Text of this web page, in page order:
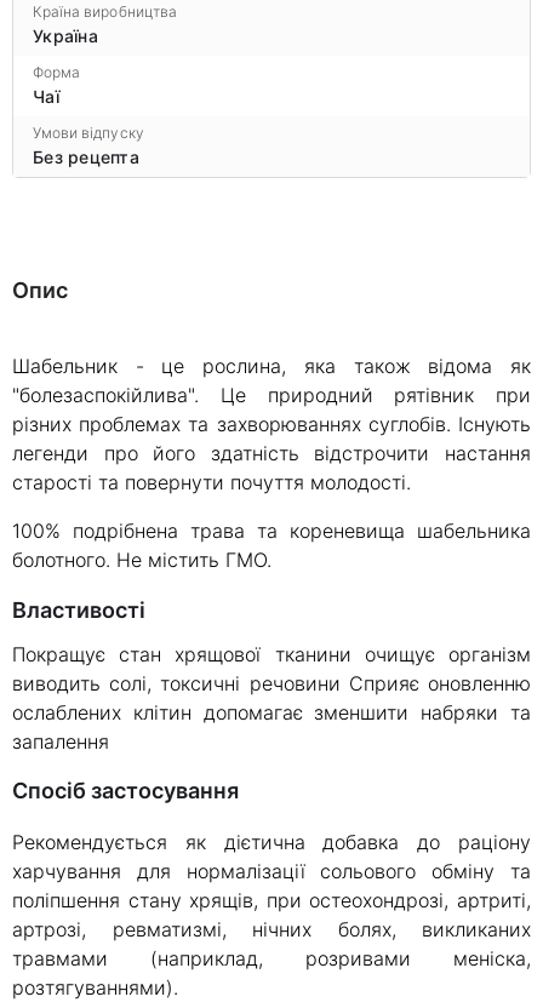
Країна виробництва
Україна
Форма
Чаї
Умови відпуску
Без рецепта
Опис
Шабельник - це рослина, яка також відома як
"болезаспокійлива". Це природний рятівник при
різних проблемах та захворюваннях суглобів. Існують
легенди про його здатність відстрочити настання
старості та повернути почуття молодості.
100% подрібнена трава та кореневища шабельника
болотного. Не містить ГМО.
Властивості
Покращує стан хрящової тканини очищує організм
виводить солі, токсичні речовини Сприяє оновленню
ослаблених клітин допомагає зменшити набряки та
запалення
Спосіб застосування
Рекомендується як дієтична добавка до раціону
харчування для нормалізації сольового обміну та
поліпшення стану хрящів, при остеохондрозі, артриті,
артрозі, ревматизмі, нічних болях, викликаних
травмами (наприклад, розривами меніска,
розтягуваннями).